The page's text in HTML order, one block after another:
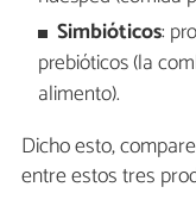
Simbióticos:
prebióticos (la
alimento).
Dicho esto,
entre estos tres